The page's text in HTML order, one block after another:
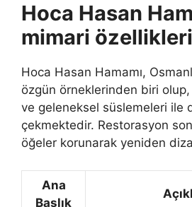
Hoca Hasan
mimari
Hoca Hasan Hamamı,
özgün örneklerinden biri
ve geleneksel süslemeleri ile
çekmektedir. Restorasyon
öğeler korunarak yeniden
Ana
Başlık